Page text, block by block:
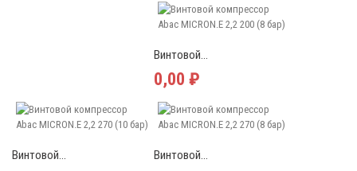
Винтовой...
0,00 ₽
Винтовой... Винтовой...